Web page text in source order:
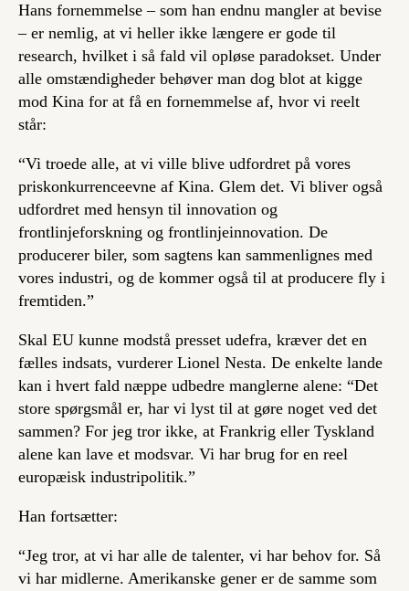
Hans fornemmelse – som han endnu mangler at bevise
– er nemlig, at vi heller ikke længere er gode til
research, hvilket i så fald vil opløse paradokset. Under
alle omstændigheder behøver man dog blot at kigge
mod Kina for at få en fornemmelse af, hvor vi reelt
står:
“Vi troede alle, at vi ville blive udfordret på vores
priskonkurrenceevne af Kina. Glem det. Vi bliver også
udfordret med hensyn til innovation og
frontlinjeforskning og frontlinjeinnovation. De
producerer biler, som sagtens kan sammenlignes med
vores industri, og de kommer også til at producere fly i
fremtiden.”
Skal EU kunne modstå presset udefra, kræver det en
fælles indsats, vurderer Lionel Nesta. De enkelte lande
kan i hvert fald næppe udbedre manglerne alene: “Det
store spørgsmål er, har vi lyst til at gøre noget ved det
sammen? For jeg tror ikke, at Frankrig eller Tyskland
alene kan lave et modsvar. Vi har brug for en reel
europæisk industripolitik.”
Han fortsætter:
“Jeg tror, at vi har alle de talenter, vi har behov for. Så
vi har midlerne. Amerikanske gener er de samme som